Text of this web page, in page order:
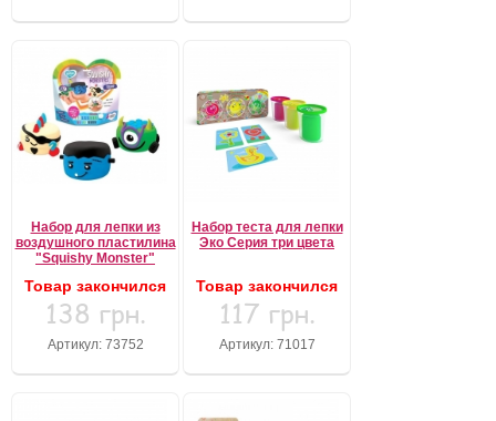
Набор для лепки из
воздушного пластилина
"Squishy Monster"
Товар закончился
138 грн.
Артикул: 73752
Набор теста для лепки
Эко Серия три цвета
Товар закончился
117 грн.
Артикул: 71017